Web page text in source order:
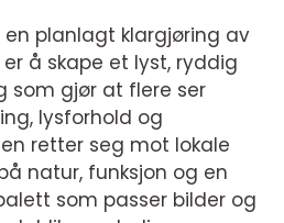
en planlagt klargjøring av
å skape et lyst, ryddig
som gjør at flere ser
lysforhold og
retter seg mot lokale
natur, funksjon og en
som passer bilder og